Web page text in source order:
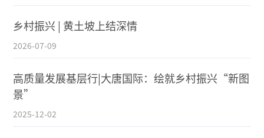
乡村振兴 | 黄土坡上结深情
2026-07-09
高质量发展基层行|大唐国际：绘就乡村振兴“新图
景”
2025-12-02